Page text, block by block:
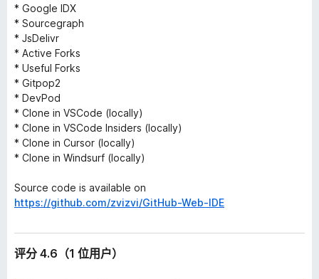
* Google IDX
* Sourcegraph
* JsDelivr
* Active Forks
* Useful Forks
* Gitpop2
* DevPod
* Clone in VSCode (locally)
* Clone in VSCode Insiders (locally)
* Clone in Cursor (locally)
* Clone in Windsurf (locally)
Source code is available on
https://github.com/zvizvi/GitHub-Web-IDE
评分 4.6（1 位用户）